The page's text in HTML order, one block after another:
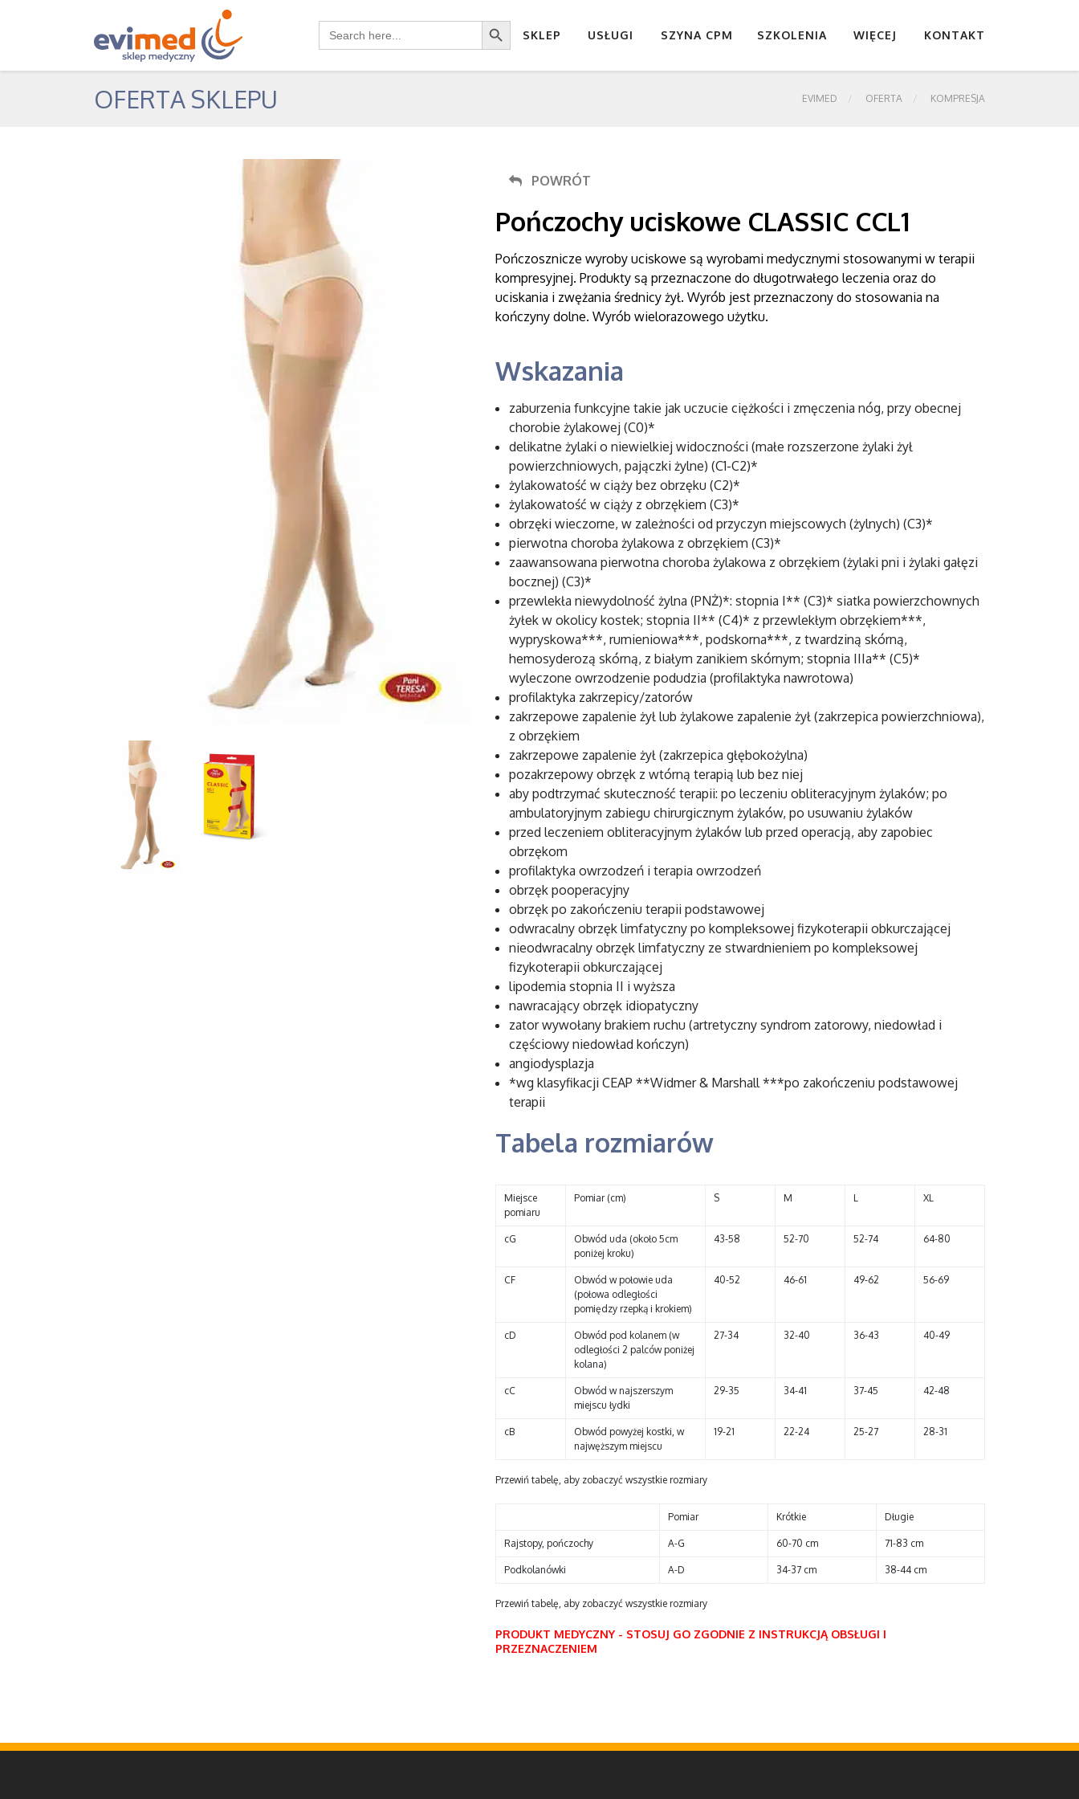
Search
for:
Search Button
SKLEP USŁUGI SZYNA CPM SZKOLENIA WIĘCEJ KONTAKT
OFERTA SKLEPU EVIMED OFERTA KOMPRESJA
POWRÓT
Pończochy uciskowe CLASSIC CCL1
Pończosznicze wyroby uciskowe są wyrobami medycznymi stosowanymi w terapii
kompresyjnej. Produkty są przeznaczone do długotrwałego leczenia oraz do
uciskania i zwężania średnicy żył. Wyrób jest przeznaczony do stosowania na
kończyny dolne. Wyrób wielorazowego użytku.
Wskazania
zaburzenia funkcyjne takie jak uczucie ciężkości i zmęczenia nóg, przy obecnej
chorobie żylakowej (C0)*
delikatne żylaki o niewielkiej widoczności (małe rozszerzone żylaki żył
powierzchniowych, pajączki żylne) (C1-C2)*
żylakowatość w ciąży bez obrzęku (C2)*
żylakowatość w ciąży z obrzękiem (C3)*
obrzęki wieczorne, w zależności od przyczyn miejscowych (żylnych) (C3)*
pierwotna choroba żylakowa z obrzękiem (C3)*
zaawansowana pierwotna choroba żylakowa z obrzękiem (żylaki pni i żylaki gałęzi
bocznej) (C3)*
przewlekła niewydolność żylna (PNŻ)*: stopnia I** (C3)* siatka powierzchownych
żyłek w okolicy kostek; stopnia II** (C4)* z przewlekłym obrzękiem***,
wypryskowa***, rumieniowa***, podskorna***, z twardziną skórną,
hemosyderozą skórną, z białym zanikiem skórnym; stopnia IIIa** (C5)*
wyleczone owrzodzenie podudzia (profilaktyka nawrotowa)
profilaktyka zakrzepicy/zatorów
zakrzepowe zapalenie żył lub żylakowe zapalenie żył (zakrzepica powierzchniowa),
z obrzękiem
zakrzepowe zapalenie żył (zakrzepica głębokożylna)
pozakrzepowy obrzęk z wtórną terapią lub bez niej
aby podtrzymać skuteczność terapii: po leczeniu obliteracyjnym żylaków; po
ambulatoryjnym zabiegu chirurgicznym żylaków, po usuwaniu żylaków
przed leczeniem obliteracyjnym żylaków lub przed operacją, aby zapobiec
obrzękom
profilaktyka owrzodzeń i terapia owrzodzeń
obrzęk pooperacyjny
obrzęk po zakończeniu terapii podstawowej
odwracalny obrzęk limfatyczny po kompleksowej fizykoterapii obkurczającej
nieodwracalny obrzęk limfatyczny ze stwardnieniem po kompleksowej
fizykoterapii obkurczającej
lipodemia stopnia II i wyższa
nawracający obrzęk idiopatyczny
zator wywołany brakiem ruchu (artretyczny syndrom zatorowy, niedowład i
częściowy niedowład kończyn)
angiodysplazja
*wg klasyfikacji CEAP **Widmer & Marshall ***po zakończeniu podstawowej
terapii
Tabela rozmiarów
Miejsce
pomiaru
Pomiar (cm) S M L XL
cG
Obwód uda (około 5cm
poniżej kroku)
43-58 52-70 52-74 64-80
CF
Obwód w połowie uda
(połowa odległości
pomiędzy rzepką i krokiem)
40-52 46-61 49-62 56-69
cD
Obwód pod kolanem (w
odległości 2 palców poniżej
kolana)
27-34 32-40 36-43 40-49
cC
Obwód w najszerszym
miejscu łydki
29-35 34-41 37-45 42-48
cB
Obwód powyżej kostki, w
najwęższym miejscu
19-21 22-24 25-27 28-31
Pomiar Krótkie Długie
Rajstopy, pończochy A-G 60-70 cm 71-83 cm
Podkolanówki A-D 34-37 cm 38-44 cm
PRODUKT MEDYCZNY - STOSUJ GO ZGODNIE Z INSTRUKCJĄ OBSŁUGI I
PRZEZNACZENIEM